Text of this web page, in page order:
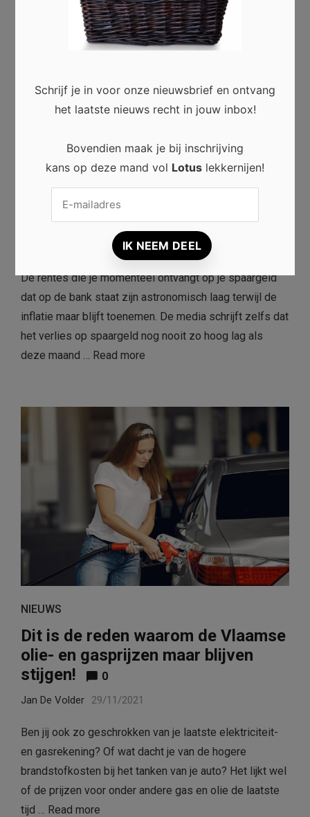
weggegooid geld is, lees je nu
hier!
0
10/12/2021
De rentes die je momenteel ontvangt op je spaargeld
dat op de bank staat zijn astronomisch laag terwijl de
inflatie maar blijft toenemen. De media schrijft zelfs dat
het verlies op spaargeld nog nooit zo hoog lag als
deze maand … Read more
NIEUWS
Dit is de reden waarom de Vlaamse
olie- en gasprijzen maar blijven
stijgen!
0
Jan De Volder 29/11/2021
Ben jij ook zo geschrokken van je laatste elektriciteit-
en gasrekening? Of wat dacht je van de hogere
brandstofkosten bij het tanken van je auto? Het lijkt wel
of de prijzen voor onder andere gas en olie de laatste
tijd … Read more
Schrijf je in voor onze nieuwsbrief en ontvang
het laatste nieuws recht in jouw inbox!
Bovendien maak je bij inschrijving
kans op deze mand vol Lotus lekkernijen!